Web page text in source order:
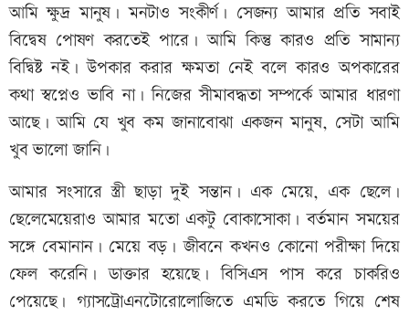
আমি ক্ষুদ্র মানুষ। মনটাও সংকীর্ণ। সেজন্য আমার প্রতি সবাই
বিদ্বেষ পোষণ করতেই পারে। আমি কিন্তু কারও প্রতি সামান্য
বিদ্বিষ্ট নই। উপকার করার ক্ষমতা নেই বলে কারও অপকারের
কথা স্বপ্নেও ভাবি না। নিজের সীমাবদ্ধতা সম্পর্কে আমার ধারণা
আছে। আমি যে খুব কম জানাবোঝা একজন মানুষ, সেটা আমি
খুব ভালো জানি।
আমার সংসারে স্ত্রী ছাড়া দুই সন্তান। এক মেয়ে, এক ছেলে।
ছেলেমেয়েরাও আমার মতো একটু বোকাসোকা। বর্তমান সময়ের
সঙ্গে বেমানান। মেয়ে বড়। জীবনে কখনও কোনো পরীক্ষা দিয়ে
ফেল করেনি। ডাক্তার হয়েছে। বিসিএস পাস করে চাকরিও
পেয়েছে। গ্যাসট্রোএনটোরোলোজিতে এমডি করতে গিয়ে শেষ